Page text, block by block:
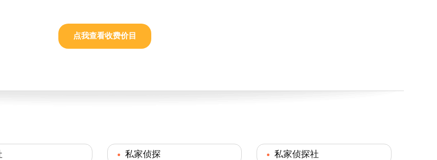
点我查看收费价目
私家侦探 私家侦探社